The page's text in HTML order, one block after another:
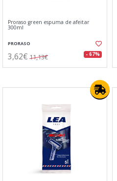
Proraso green espuma de afeitar
300ml
PRORASO
3,62€ 11,13€ - 67%